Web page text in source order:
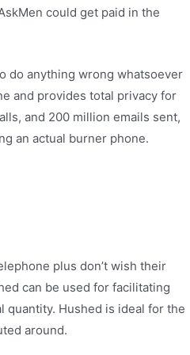
could get paid in the
do anything wrong whatsoever
and provides total privacy for
and 200 million emails sent,
an actual burner phone.
plus don’t wish their
can be used for facilitating
quantity. Hushed is ideal for the
around.